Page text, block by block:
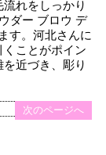
れをしっかり
ダー ブロウ デ
す。河北さんに
ことがポイン
近づき、彫り
前のページへ
次のページへ